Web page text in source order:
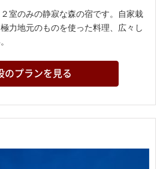
室のみの静寂な森の宿です。自家栽
力地元のものを使った料理、広々し
のプランを見る